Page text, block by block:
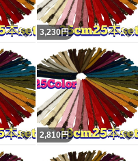
いいね！
3,230円
いいね！
2,810円